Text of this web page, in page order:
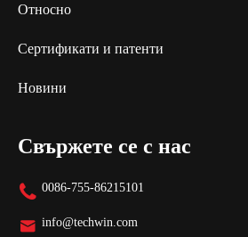
Относно
Сертификати и патенти
Новини
Свържете се с нас
 0086-755-86215101
 info@techwin.com